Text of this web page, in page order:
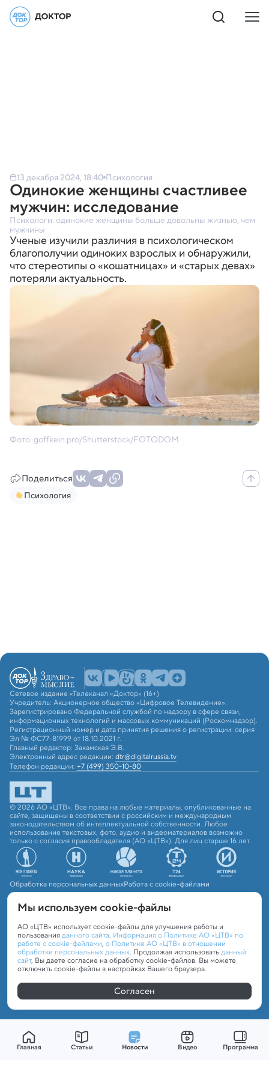
13 декабря 2024, 18:40 Психология
Одинокие женщины счастливее
мужчин: исследование
Психологи: одинокие женщины больше довольны жизнью, чем
мужчины
Ученые изучили различия в психологическом
благополучии одиноких взрослых и обнаружили,
что стереотипы о «кошатницах» и «старых девах»
потеряли актуальность.
Фото: goffkein.pro/Shutterstock/FOTODOM
Поделиться
Психология
Сетевое издание «Телеканал «Доктор» (16+)
Учредитель: Акционерное общество «Цифровое Телевидение».
Зарегистрировано Федеральной службой по надзору в сфере связи,
информационных технологий и массовых коммуникаций (Роскомнадзор).
Регистрационный номер и дата принятия решения о регистрации: серия
Эл № ФС77-81999 от 18.10.2021 г.
Главный редактор: Закамская Э.В.
Электронный адрес редакции: dtr@digitalrussia.tv
Телефон редакции: +7 (499) 350-10-80
© 2026 АО «ЦТВ». Все права на любые материалы, опубликованные на
сайте, защищены в соответствии с российским и международным
законодательством об интеллектуальной собственности. Любое
использование текстовых, фото, аудио и видеоматериалов возможно
только с согласия правообладателя (АО «ЦТВ»). Для лиц старше 16 лет.
Обработка персональных данныхРабота с cookie-файлами
Мы используем сookie-файлы
АО «ЦТВ» использует cookie-файлы для улучшения работы и
пользованияданного сайта. Информация о Политике АО «ЦТВ» по
работе с cookie-файлами, о Политике АО «ЦТВ» в отношении
обработки персональных данных. Продолжая использоватьданный
сайт, Вы даете согласие на обработку cookie-файлов. Вы можете
отключить cookie-файлы в настройках Вашего браузера.
Согласен
Главная Статьи Новости Видео Программа